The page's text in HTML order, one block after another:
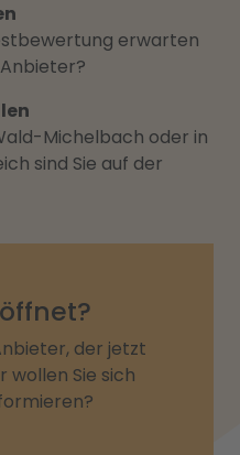
erwarten
Michelbach oder in
sind Sie auf der
der jetzt
Sie sich